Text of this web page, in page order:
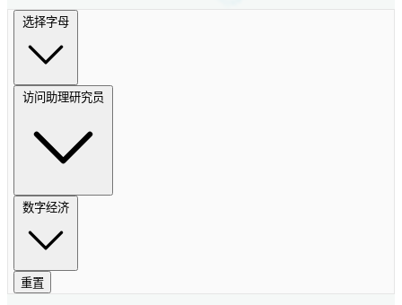
选择字母
访问助理研究员
数字经济
重置